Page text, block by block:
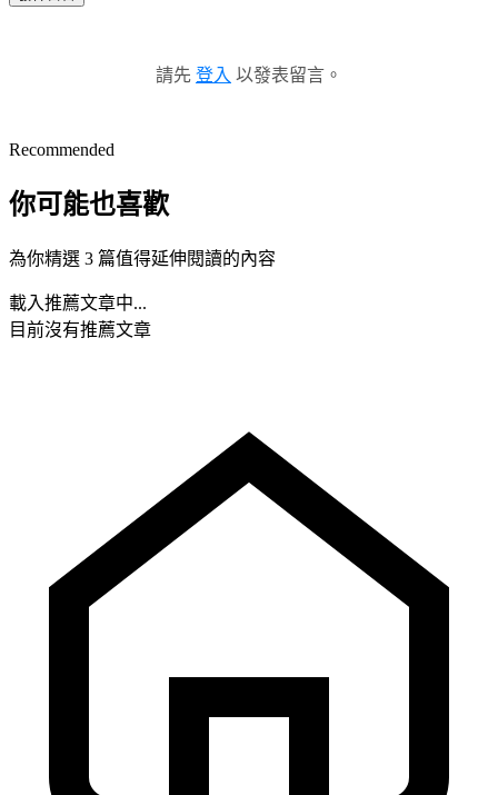
請先 登入 以發表留言。
Recommended
你可能也喜歡
為你精選 3 篇值得延伸閱讀的內容
載入推薦文章中...
目前沒有推薦文章